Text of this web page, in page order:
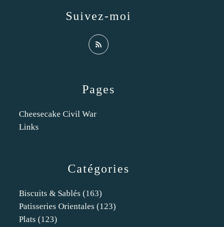
Catégories
Biscuits & Sablés (163)
Patisseries Orientales (123)
Plats (123)
Pages
Cheesecake Civil War
Links
Suivez-moi